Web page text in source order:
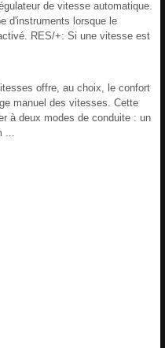
de vitesse automatique.
d'instruments lorsque le
RES/+: Si une vitesse est
offre, au choix, le confort
manuel des vitesses. Cette
à deux modes de conduite : un